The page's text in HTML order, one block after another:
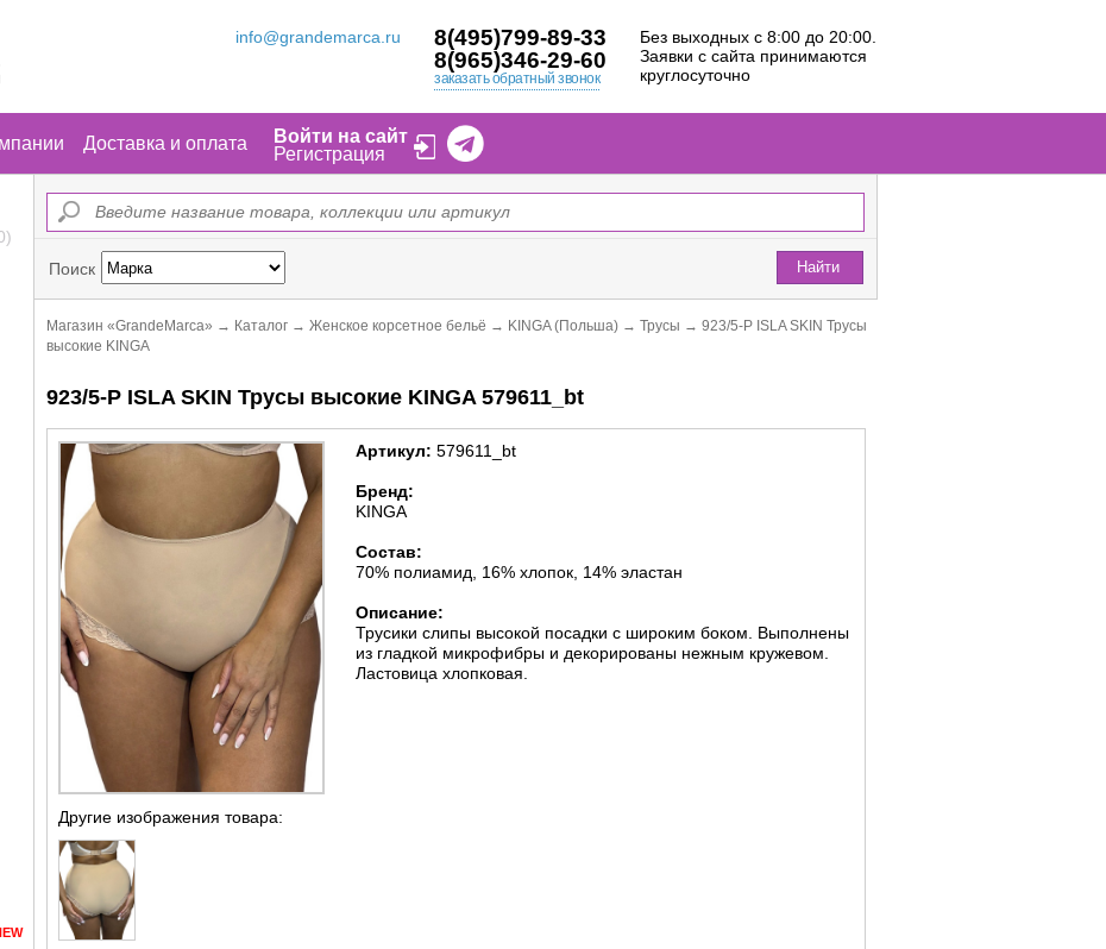
info@grandemarca.ru
8(495)799-89-33
8(965)346-29-60
заказать обратный звонок
Без выходных с 8:00 до 20:00.
Заявки с сайта принимаются
круглосуточно
Доставка и оплата
Войти на сайт
Регистрация
Поиск Найти
Магазин «GrandeMarca» → Каталог → Женское корсетное бельё → KINGA (Польша) → Трусы → 923/5-P ISLA SKIN Трусы
высокие KINGA
923/5-P ISLA SKIN Трусы высокие KINGA 579611_bt
Другие изображения товара:
Артикул: 579611_bt
Бренд:
KINGA
Состав:
70% полиамид, 16% хлопок, 14% эластан
Описание:
Трусики слипы высокой посадки с широким боком. Выполнены
из гладкой микрофибры и декорированы нежным кружевом.
Ластовица хлопковая.